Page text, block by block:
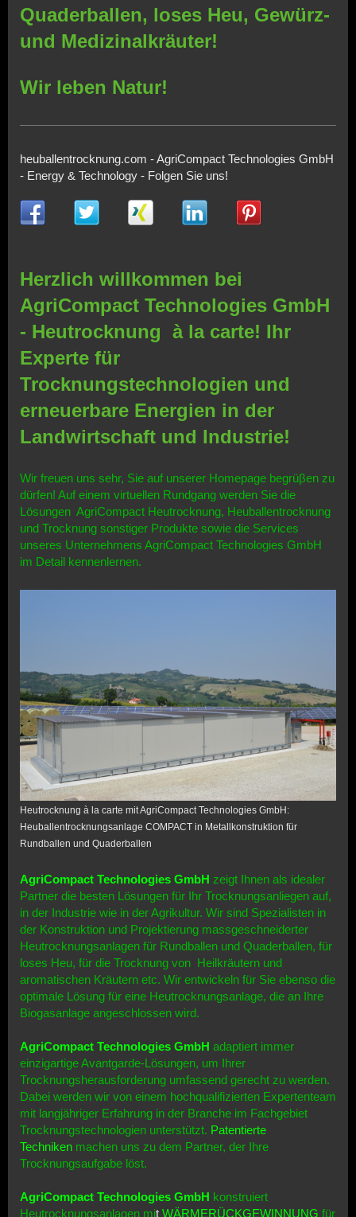
Quaderballen, loses Heu, Gewürz-
und Medizinalkräuter!
Wir leben Natur!
heuballentrocknung.com - AgriCompact Technologies GmbH
- Energy & Technology - Folgen Sie uns!
Herzlich willkommen bei
AgriCompact Technologies GmbH
- Heutrocknung à la carte! Ihr
Experte für
Trocknungstechnologien und
erneuerbare Energien in der
Landwirtschaft und Industrie!
Wir freuen uns sehr, Sie auf unserer Homepage begrüβen zu
dürfen! Auf einem virtuellen Rundgang werden Sie die
Lösungen AgriCompact Heutrocknung, Heuballentrocknung
und Trocknung sonstiger Produkte sowie die Services
unseres Unternehmens AgriCompact Technologies GmbH
im Detail kennenlernen.
Heutrocknung à la carte mit AgriCompact Technologies GmbH:
Heuballentrocknungsanlage COMPACT in Metallkonstruktion für
Rundballen und Quaderballen
AgriCompact Technologies GmbH zeigt Ihnen als idealer
Partner die besten Lösungen für Ihr Trocknungsanliegen auf,
in der Industrie wie in der Agrikultur. Wir sind Spezialisten in
der Konstruktion und Projektierung massgeschneiderter
Heutrocknungsanlagen für Rundballen und Quaderballen, für
loses Heu, für die Trocknung von Heilkräutern und
aromatischen Kräutern etc. Wir entwickeln für Sie ebenso die
optimale Lösung für eine Heutrocknungsanlage, die an Ihre
Biogasanlage angeschlossen wird.
AgriCompact Technologies GmbH adaptiert immer
einzigartige Avantgarde-Lösungen, um Ihrer
Trocknungsherausforderung umfassend gerecht zu werden.
Dabei werden wir von einem hochqualifizierten Expertenteam
mit langjähriger Erfahrung in der Branche im Fachgebiet
Trocknungstechnologien unterstützt. Patentierte
Techniken machen uns zu dem Partner, der Ihre
Trocknungsaufgabe löst.
AgriCompact Technologies GmbH konstruiert
Heutrocknungsanlagen mit WÄRMERÜCKGEWINNUNG für